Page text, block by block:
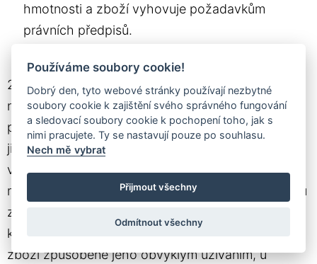
hmotnosti a zboží vyhovuje požadavkům
právních předpisů.
2. Povinnosti z vadného plnění má prodávající
nejméně v takovém rozsahu, v jakém trvají
povinnosti z vadného plnění výrobce. Kupující je
jinak oprávněn uplatnit právo z vady, která se
vyskytne u spotřebního zboží v době dvaceti čtyř
měsíců od převzetí. Toto ustanovení se nepoužije u
zboží prodávaného za nižší cenu na vadu, pro
kterou byla nižší cena ujednána, na opotřebení
zboží způsobené jeho obvyklým užíváním, u
Používáme soubory cookie!
Dobrý den, tyto webové stránky používají nezbytné
soubory cookie k zajištění svého správného fungování
a sledovací soubory cookie k pochopení toho, jak s
nimi pracujete. Ty se nastavují pouze po souhlasu.
Nech mě vybrat
Přijmout všechny
Odmítnout všechny